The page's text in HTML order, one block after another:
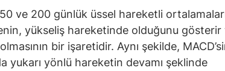
50 ve 200 günlük üssel hareketli
yükseliş hareketinde olduğunu gösterir
bir işaretidir. Aynı şekilde,
yukarı yönlü hareketin devamı şeklinde